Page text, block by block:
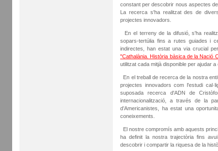
constant per descobrir nous aspectes
La recerca s'ha realitzat des de
projectes innovadors.
En el terreny de la difusió, s'ha
sopars-tertúlia fins a rutes guiades i
indirectes, han estat una via crucial
"Cathalània. Història bàsica de la Nació
utilitzat cada mitjà disponible per ajudar
En el treball de recerca de la nostra
projectes innovadors com l'estudi
suposada recerca d'ADN de
internacionalització, a través de la
d’Americanistes, ha estat una
coneixements.
El nostre compromís amb aquests
ha definit la nostra trajectòria fins
descobrir i compartir la riquesa de la